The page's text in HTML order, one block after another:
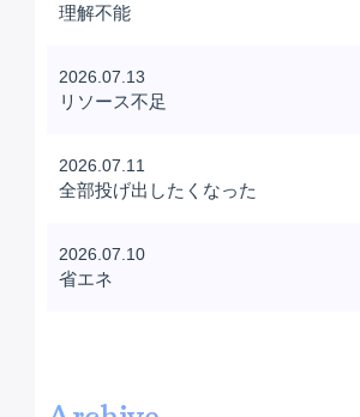
理解不能
2026.07.13
リソース不足
2026.07.11
全部投げ出したくなった
2026.07.10
省エネ